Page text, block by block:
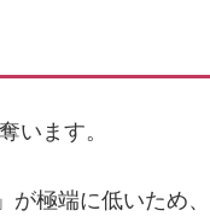
います。
極端に低いため、